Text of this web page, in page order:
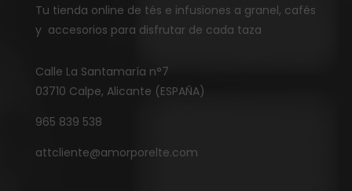
Tu tienda online de tés e infusiones a granel, cafés
y accesorios para disfrutar de cada taza
Calle La Santamaría n°7
03710 Calpe, Alicante (ESPAÑA)
965 839 538
attcliente@amorporelte.com